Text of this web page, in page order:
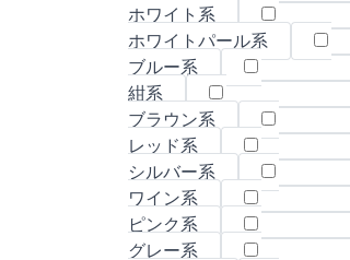
ホワイト系
ホワイトパール系
ブルー系
紺系
ブラウン系
レッド系
シルバー系
ワイン系
ピンク系
グレー系